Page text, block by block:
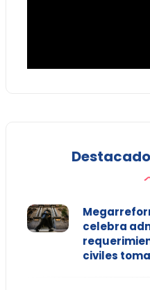
celebra
civiles